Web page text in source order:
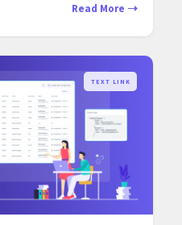
Read More
TEXT LINK